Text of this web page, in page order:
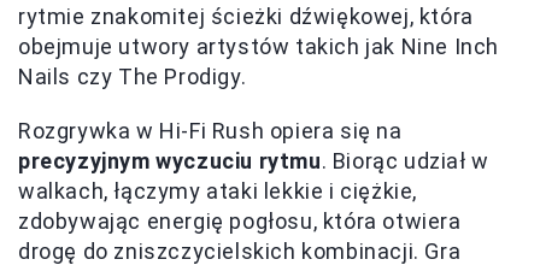
rytmie znakomitej ścieżki dźwiękowej, która
obejmuje utwory artystów takich jak Nine Inch
Nails czy The Prodigy.
Rozgrywka w Hi-Fi Rush opiera się na
precyzyjnym wyczuciu rytmu. Biorąc udział w
walkach, łączymy ataki lekkie i ciężkie,
zdobywając energię pogłosu, która otwiera
drogę do zniszczycielskich kombinacji. Gra